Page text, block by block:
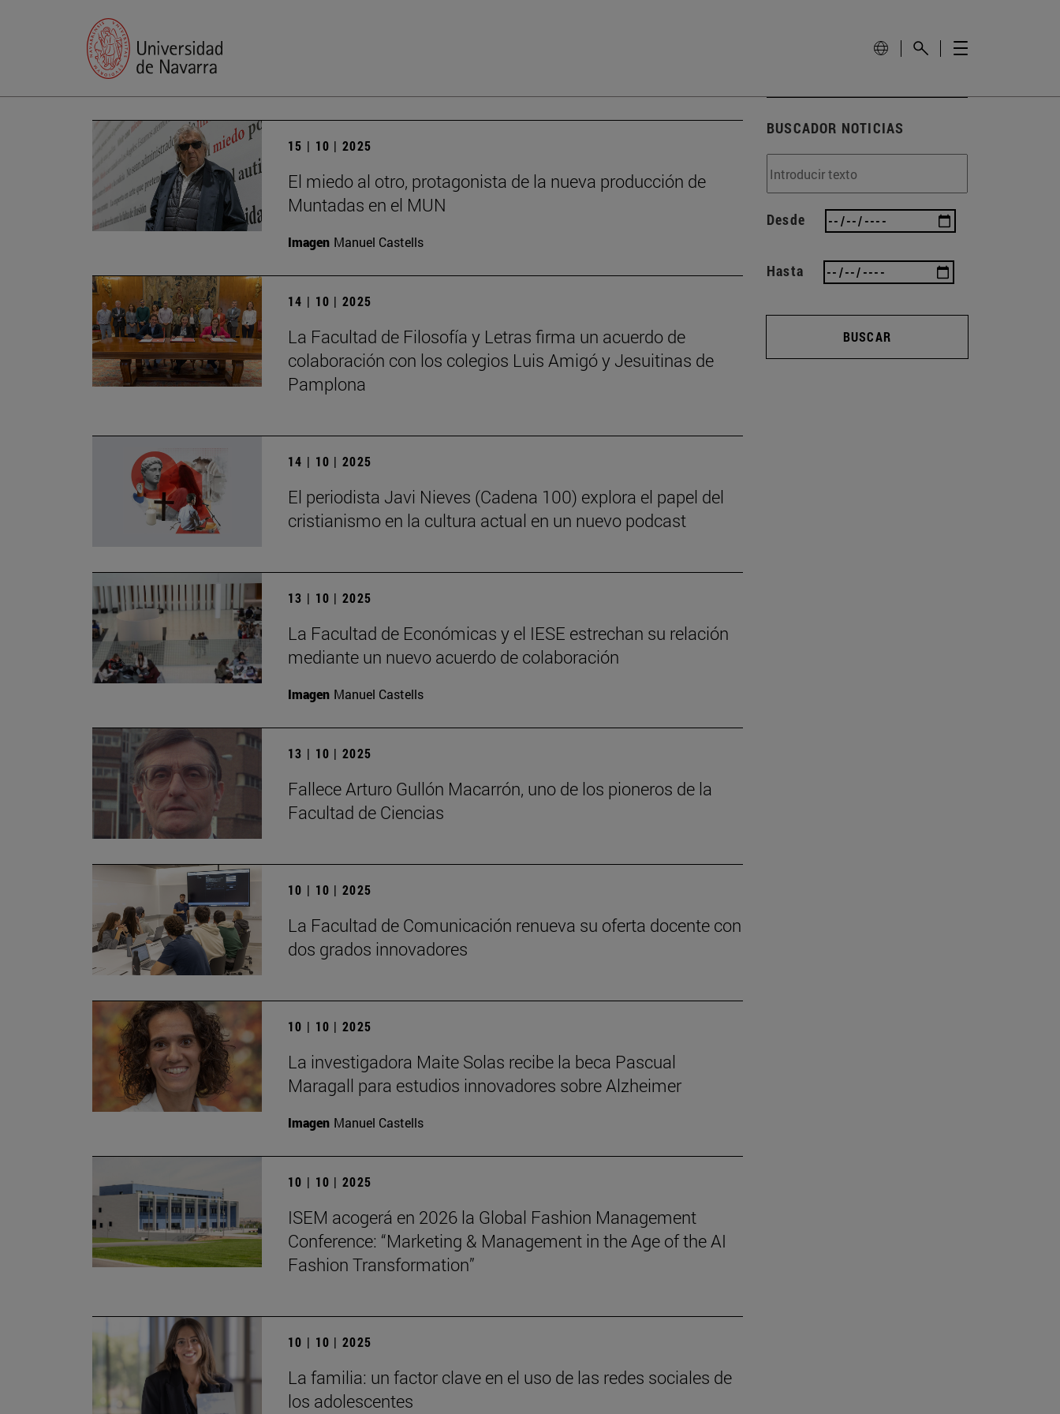
15 | 10 | 2025
El miedo al otro, protagonista de la nueva producción de
Muntadas en el MUN
Imagen Manuel Castells
14 | 10 | 2025
La Facultad de Filosofía y Letras firma un acuerdo de
colaboración con los colegios Luis Amigó y Jesuitinas de
Pamplona
14 | 10 | 2025
El periodista Javi Nieves (Cadena 100) explora el papel del
cristianismo en la cultura actual en un nuevo podcast
13 | 10 | 2025
La Facultad de Económicas y el IESE estrechan su relación
mediante un nuevo acuerdo de colaboración
Imagen Manuel Castells
13 | 10 | 2025
Fallece Arturo Gullón Macarrón, uno de los pioneros de la
Facultad de Ciencias
10 | 10 | 2025
La Facultad de Comunicación renueva su oferta docente con
dos grados innovadores
10 | 10 | 2025
La investigadora Maite Solas recibe la beca Pascual
Maragall para estudios innovadores sobre Alzheimer
Imagen Manuel Castells
10 | 10 | 2025
ISEM acogerá en 2026 la Global Fashion Management
Conference: “Marketing & Management in the Age of the AI
Fashion Transformation”
10 | 10 | 2025
La familia: un factor clave en el uso de las redes sociales de
los adolescentes
BUSCADOR NOTICIAS
Desde
Hasta
BUSCAR